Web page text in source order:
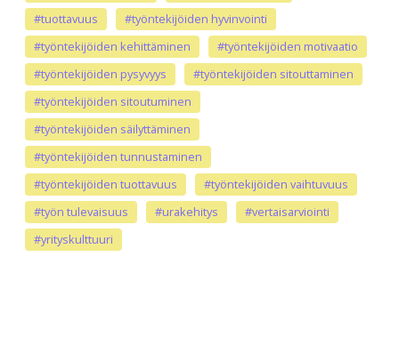
#tuottavuus
#työntekijöiden hyvinvointi
#työntekijöiden kehittäminen
#työntekijöiden motivaatio
#työntekijöiden pysyvyys
#työntekijöiden sitouttaminen
#työntekijöiden sitoutuminen
#työntekijöiden säilyttäminen
#työntekijöiden tunnustaminen
#työntekijöiden tuottavuus
#työntekijöiden vaihtuvuus
#työn tulevaisuus
#urakehitys
#vertaisarviointi
#yrityskulttuuri